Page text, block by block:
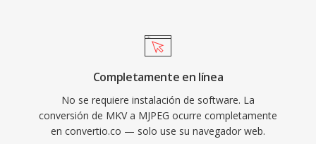
Completamente en línea
No se requiere instalación de software. La
conversión de MKV a MJPEG ocurre completamente
en convertio.co — solo use su navegador web.